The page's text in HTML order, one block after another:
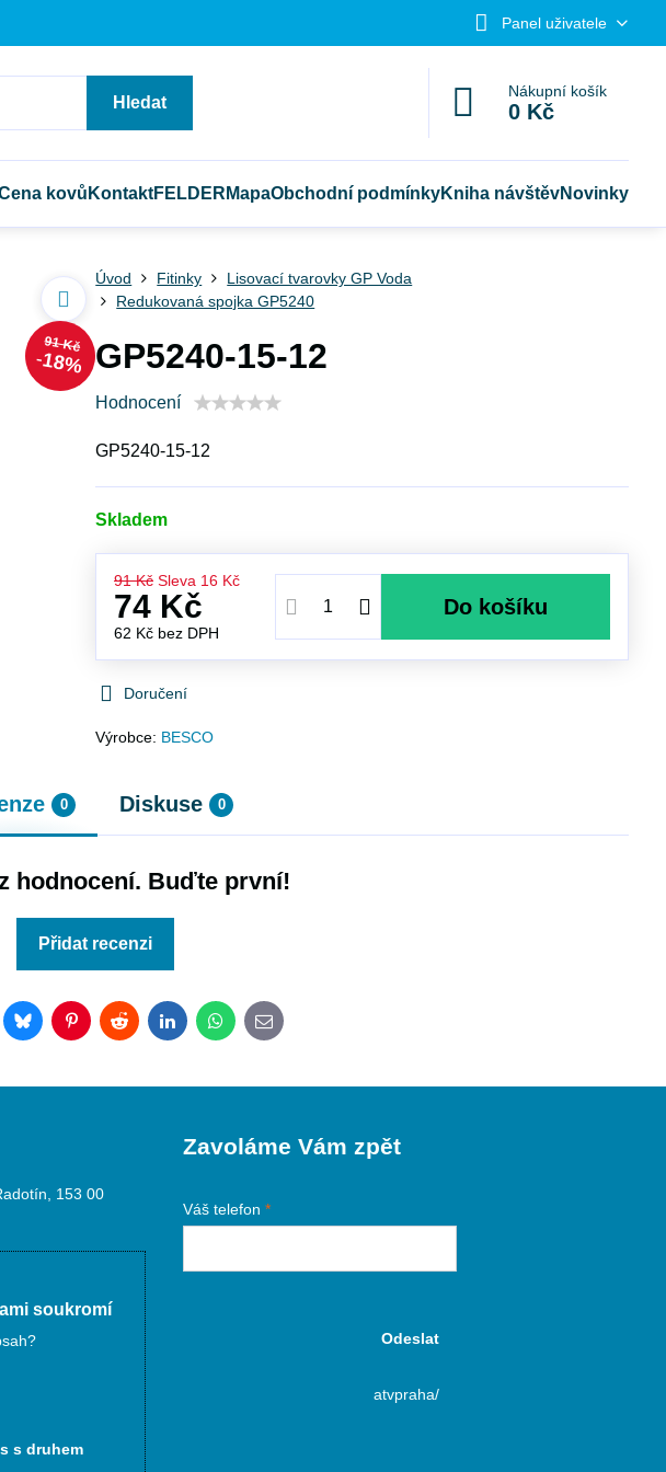
Panel uživatele
Hledat
Nákupní košík
0 Kč
kovů KontaktFELDER MapaObchodní podmínkyKniha návštěvNovinky
91 Kč
18%
Úvod Fitinky
Lisovací tvarovky GP Voda
Redukovaná spojka GP5240
GP5240-15-12
Hodnocení
GP5240-15-12
Skladem
91 Kč Sleva 16 Kč
74 Kč
62 Kč bez DPH
Do košíku
Doručení
Výrobce: BESCO
0 Diskuse 0
hodnocení. Buďte první!
Přidat recenzi
BlueskyPinterestRedditLinkedInWhatsApp
E-
mail
153 00
soukromí
s druhem
Zavoláme Vám zpět
Váš telefon*
Odeslat
atvpraha/